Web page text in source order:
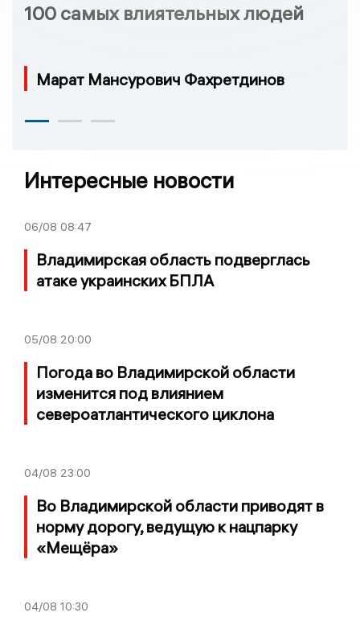
100 самых влиятельных людей
Марат Мансурович Фахретдинов
Интересные новости
06/08 08:47
Владимирская область подверглась
атаке украинских БПЛА
05/08 20:00
Погода во Владимирской области
изменится под влиянием
североатлантического циклона
04/08 23:00
Во Владимирской области приводят в
норму дорогу, ведущую к нацпарку
«Мещёра»
04/08 10:30